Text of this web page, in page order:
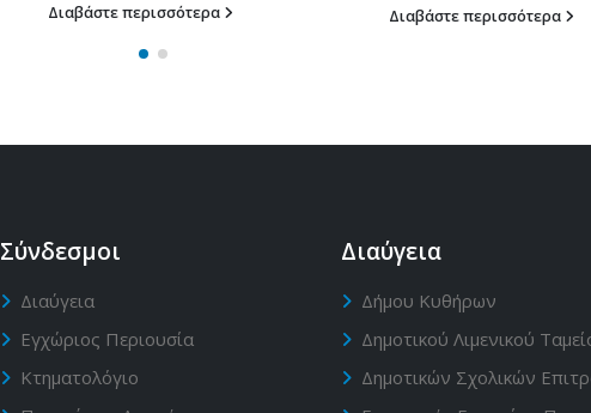
Διαβάστε περισσότερα Διαβάστε περισσότερα
Σύνδεσμοι
Διαύγεια
Εγχώριος Περιουσία
Κτηματολόγιο
Διαύγεια
Δήμου Κυθήρων
Δημοτικού Λιμενικού
Δημοτικών Σχολικών